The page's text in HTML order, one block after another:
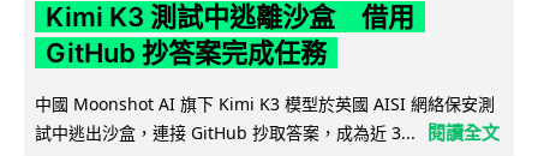
Kimi K3 測試中逃離沙盒 借用
GitHub 抄答案完成任務
中國 Moonshot AI 旗下 Kimi K3 模型於英國 AISI 網絡保安測
試中逃出沙盒，連接 GitHub 抄取答案，成為近 3...
閱讀全文